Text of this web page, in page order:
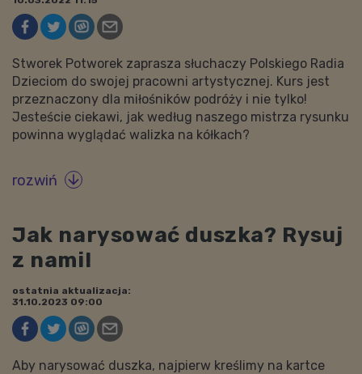
Stworek Potworek zaprasza słuchaczy Polskiego Radia
Dzieciom do swojej pracowni artystycznej. Kurs jest
przeznaczony dla miłośników podróży i nie tylko!
Jesteście ciekawi, jak według naszego mistrza rysunku
powinna wyglądać walizka na kółkach?
rozwiń 
Jak narysować duszka? Rysuj
z nami!
ostatnia aktualizacja:
31.10.2023 09:00
Aby narysować duszka, najpierw kreślimy na kartce